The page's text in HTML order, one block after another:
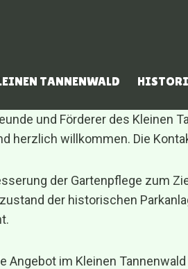
TANNENWALD
und Förderer des
herzlich willkommen. Die
der Gartenpflege zum
der historischen
im Kleinen